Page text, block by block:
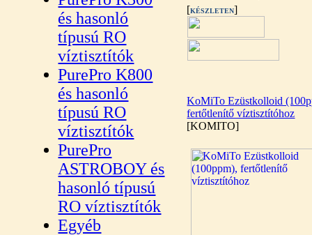
és hasonló
típusú RO
víztisztítók
PurePro K800
és hasonló
típusú RO
víztisztítók
PurePro
ASTROBOY és
hasonló típusú
RO víztisztítók
Egyéb
[KÉSZLETEN]
KoMiTo Ezüstkolloid
fertőtlenítő víztisztítóhoz
[KOMITO]